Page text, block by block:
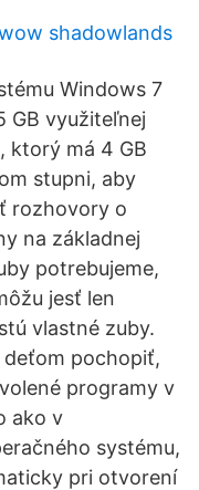
shadowlands
Windows 7
GB využiteľnej
ktorý má 4 GB
stupni, aby
rozhovory o
na základnej
potrebujeme,
jesť len
vlastné zuby.
pochopiť,
programy v
ako v
systému,
pri otvorení